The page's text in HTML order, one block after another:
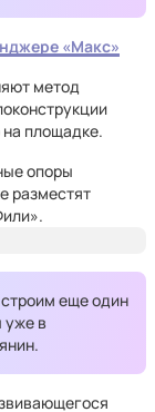
«Макс»
метод
площадке.
опоры
разместят
еще один
уже в